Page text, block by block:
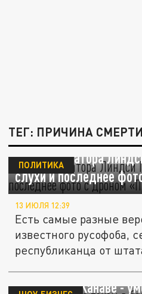
ТЕГ: ПРИЧИНА СМЕРТИ
Смерть сенатора
слухи и последнее
ПОЛИТИКА
13 ИЮЛЯ 12:39
Есть самые разные
известного русофоба,
республиканца от
Погиб от удара током в
похоронят в Канаве -